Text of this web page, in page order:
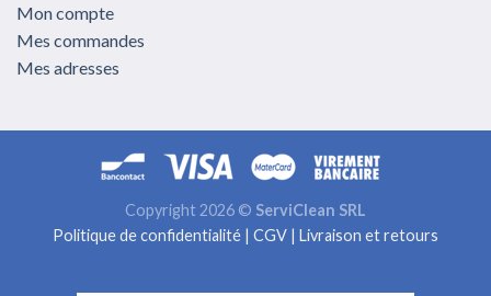
Mon compte
Mes commandes
Mes adresses
Copyright 2026 © ServiClean SRL
Politique de confidentialité | CGV | Livraison et retours